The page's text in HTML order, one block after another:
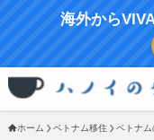
海外から
ホーム ベトナム移住 ベトナム